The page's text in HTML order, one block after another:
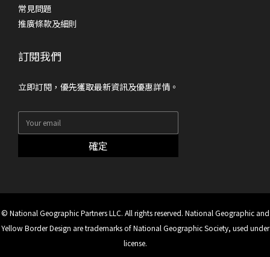
常見問題
推廣條款及細則
訂閱我們
立即訂閱，優先獲取最新資訊及優惠詳情。
確定
© National Geographic Partners LLC. All rights reserved. National Geographic and
Yellow Border Design are trademarks of National Geographic Society, used under
license.